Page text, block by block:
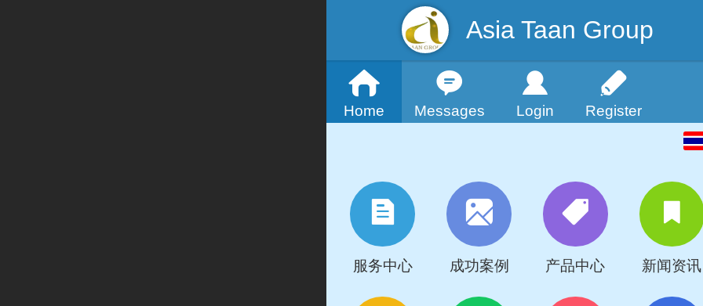
Asia Taan Group
Home Messages Login Register
服务中心 成功案例 产品中心 新闻资讯